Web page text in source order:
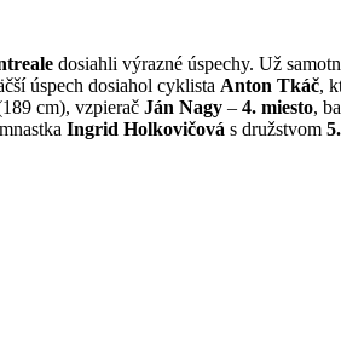
dosiahli výrazné úspechy. Už
úspech dosiahol cyklista Anton Tkáč,
cm), vzpierač Ján Nagy – 4. miesto,
Ingrid Holkovičová s družstvom